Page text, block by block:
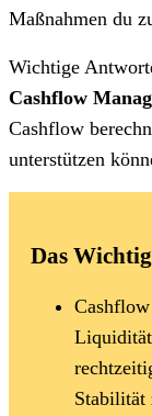
Maßnahmen du
Wichtige
Cashflow
Cashflow
unterstützen
Das
Liquidität
Stabilität